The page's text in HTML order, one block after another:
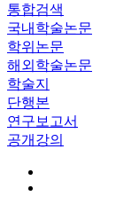
통합검색
국내학술논문
학위논문
해외학술논문
학술지
단행본
연구보고서
공개강의